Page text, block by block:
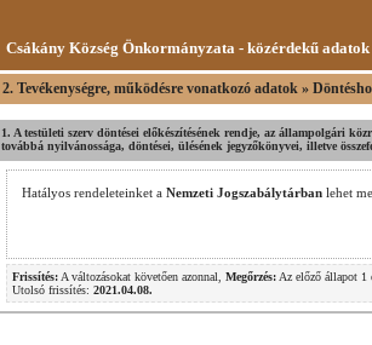
Csákány Község Önkormányzata - közérdekű adatok
2. Tevékenységre, működésre vonatkozó adatok »
1. A testületi szerv döntései előkészítésének rendje, az állampolgári
továbbá nyilvánossága, döntései, ülésének jegyzőkönyvei, illetve
Hatályos rendeleteinket a Nemzeti Jogszabálytárban lehet
Frissítés: A változásokat követően azonnal, Megőrzés: Az előző állapot 1
Utolsó frissítés: 2021.04.08.